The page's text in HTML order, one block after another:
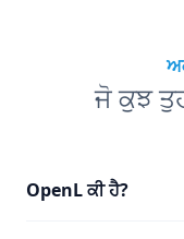
ਜੋ ਕੁਝ
OpenL ਕੀ ਹੈ?